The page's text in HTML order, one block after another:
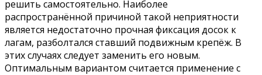
решить самостоятельно. Наиболее
распространённой причиной такой неприятности
является недостаточно прочная фиксация досок к
лагам, разболтался ставший подвижным крепёж. В
этих случаях следует заменить его новым.
Оптимальным вариантом считается применение с